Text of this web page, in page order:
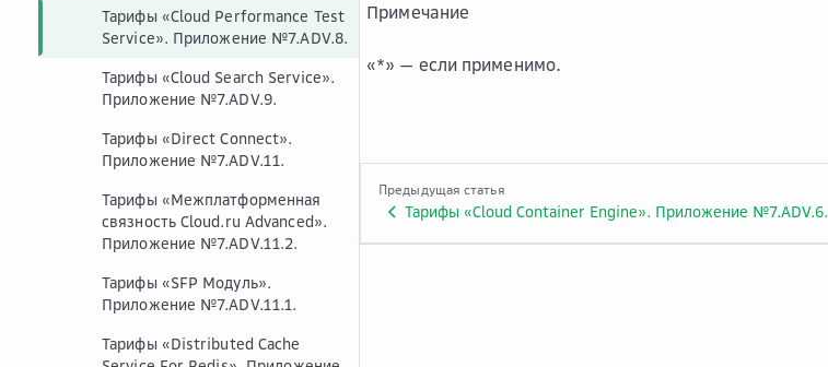
Тарифы «Cloud Performance Test
Service». Приложение №7.ADV.8.
Тарифы «Cloud Search Service».
Приложение №7.ADV.9.
Тарифы «Direct Connect».
Приложение №7.ADV.11.
Тарифы «Межплатформенная
связность Cloud.ru Advanced».
Приложение №7.ADV.11.2.
Тарифы «SFP Модуль».
Приложение №7.ADV.11.1.
Тарифы «Distributed Cache
Примечание
«*» — если применимо.
Предыдущая статья
Тарифы «Cloud Container Engine». Приложение №7.ADV.6.